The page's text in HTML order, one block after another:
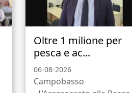
Oltre 1 milione per
pesca e ac...
06-08-2026
Campobasso